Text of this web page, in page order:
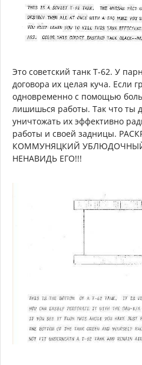
Это советский танк Т-62. У
договора их целая куча. Если
одновременно с помощью
лишишься работы. Так что ты
уничтожать их эффективно
работы и своей задницы.
КОММУНЯЦКИЙ
НЕНАВИДЬ ЕГО!!!